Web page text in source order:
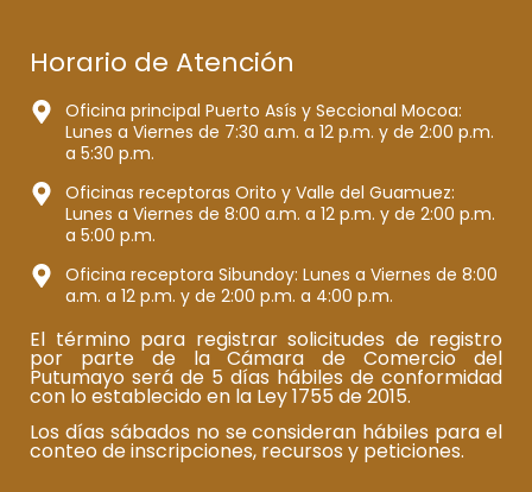
Horario de Atención
Oficina principal Puerto Asís y Seccional Mocoa:
Lunes a Viernes de 7:30 a.m. a 12 p.m. y de 2:00 p.m.
a 5:30 p.m.
Oficinas receptoras Orito y Valle del Guamuez:
Lunes a Viernes de 8:00 a.m. a 12 p.m. y de 2:00 p.m.
a 5:00 p.m.
Oficina receptora Sibundoy: Lunes a Viernes de 8:00
a.m. a 12 p.m. y de 2:00 p.m. a 4:00 p.m.
El término para registrar solicitudes de registro
por parte de la Cámara de Comercio del
Putumayo será de 5 días hábiles de conformidad
con lo establecido en la Ley 1755 de 2015.
Los días sábados no se consideran hábiles para el
conteo de inscripciones, recursos y peticiones.